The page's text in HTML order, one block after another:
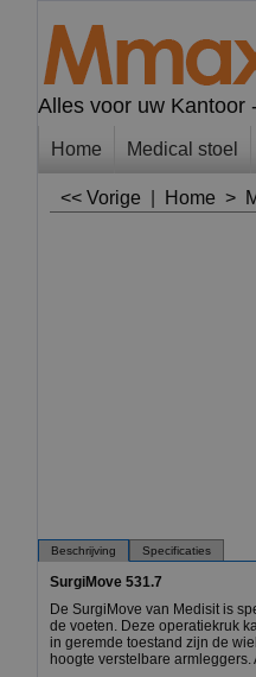
Alles voor uw Kantoor
Home Medical stoel
<< Vorige Home >
Beschrijving Specificaties
SurgiMove 531.7
De SurgiMove van Medisit is
de voeten. Deze operatiekruk
in geremde toestand zijn de
hoogte verstelbare